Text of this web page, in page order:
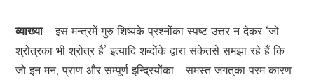
व्याख्या—इस मन्त्रमें गुरु शिष्यके प्रश्नोंका स्पष्ट उत्तर न देकर ‘जो
श्रोत्रका भी श्रोत्र है’ इत्यादि शब्दोंके द्वारा संकेतसे समझा रहे हैं कि
जो इन मन, प्राण और सम्पूर्ण इन्द्रियोंका—समस्त जगत‍्का परम कारण